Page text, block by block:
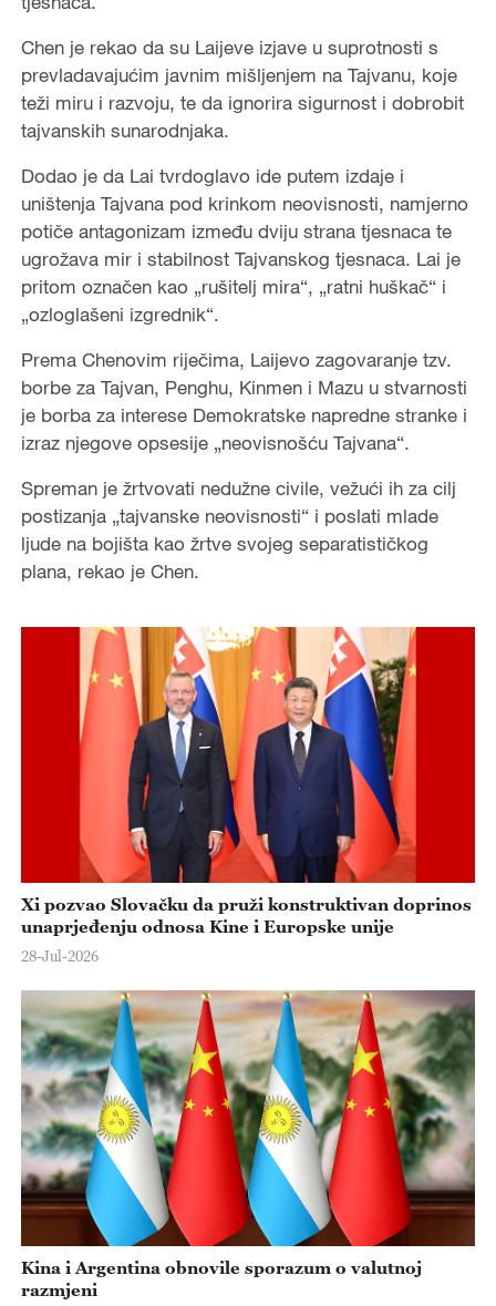
Chen je rekao da su Laijeve izjave u suprotnosti s
prevladavajućim javnim mišljenjem na Tajvanu, koje
teži miru i razvoju, te da ignorira sigurnost i dobrobit
tajvanskih sunarodnjaka.
Dodao je da Lai tvrdoglavo ide putem izdaje i
uništenja Tajvana pod krinkom neovisnosti, namjerno
potiče antagonizam između dviju strana tjesnaca te
ugrožava mir i stabilnost Tajvanskog tjesnaca. Lai je
pritom označen kao „rušitelj mira“, „ratni huškač“ i
„ozloglašeni izgrednik“.
Prema Chenovim riječima, Laijevo zagovaranje tzv.
borbe za Tajvan, Penghu, Kinmen i Mazu u stvarnosti
je borba za interese Demokratske napredne stranke i
izraz njegove opsesije „neovisnošću Tajvana“.
Spreman je žrtvovati nedužne civile, vežući ih za cilj
postizanja „tajvanske neovisnosti“ i poslati mlade
ljude na bojišta kao žrtve svojeg separatističkog
plana, rekao je Chen.
Xi pozvao Slovačku da pruži konstruktivan doprinos
unaprjeđenju odnosa Kine i Europske unije
28-Jul-2026
Kina i Argentina obnovile sporazum o valutnoj
razmjeni